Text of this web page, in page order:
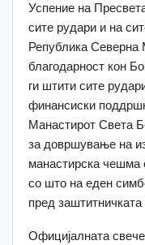
Успение на
сите рудари и на
Република Северна
благодарност кон
ги штити сите
финансиски
Манастирот Света
за довршување на
манастирска чешма
со што на еден
пред
Официјалната